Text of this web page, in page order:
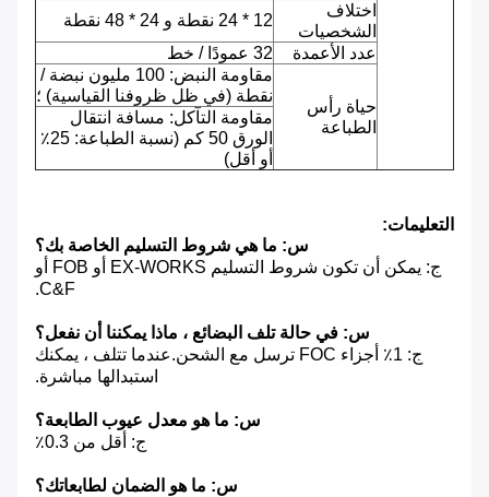
اختلاف
الشخصيات
12 * 24 نقطة و 24 * 48 نقطة
عدد الأعمدة
32 عمودًا / خط
حياة رأس
الطباعة
مقاومة النبض: 100 مليون نبضة /
نقطة (في ظل ظروفنا القياسية) ؛
مقاومة التآكل: مسافة انتقال
الورق 50 كم (نسبة الطباعة: 25٪
أو أقل)
التعليمات:
س: ما هي شروط التسليم الخاصة بك؟
ج: يمكن أن تكون شروط التسليم EX-WORKS أو FOB أو
C&F.
س: في حالة تلف البضائع ، ماذا يمكننا أن نفعل؟
ج: 1٪ أجزاء FOC ترسل مع الشحن.عندما تتلف ، يمكنك
استبدالها مباشرة.
س: ما هو معدل عيوب الطابعة؟
ج: أقل من 0.3٪
س: ما هو الضمان لطابعاتك؟